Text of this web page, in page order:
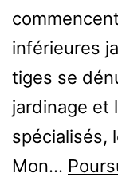
inférieures
tiges se
jardinage et
spécialisés,
Mon…